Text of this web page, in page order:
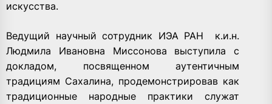
искусства.
Ведущий научный сотрудник ИЭА РАН
к.и.н.
Людмила Ивановна Миссонова выступила с
докладом, посвященном аутентичным
традициям Сахалина, продемонстрировав как
традиционные народные практики служат